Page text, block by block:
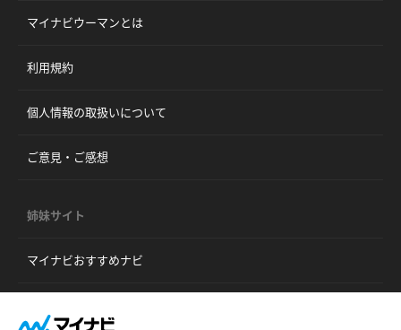
マイナビウーマンとは
利用規約
個人情報の取扱いについて
ご意見・ご感想
姉妹サイト
マイナビおすすめナビ